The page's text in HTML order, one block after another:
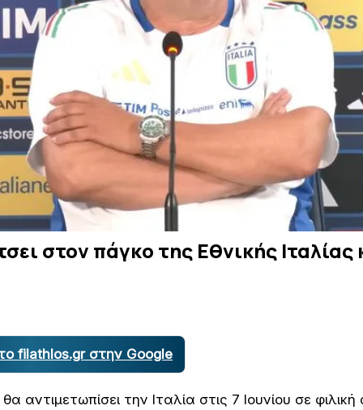
στον πάγκο της Εθνικής
filathlos.gr στην Google
αντιμετωπίσει την Ιταλία στις 7 Ιουνίου σε